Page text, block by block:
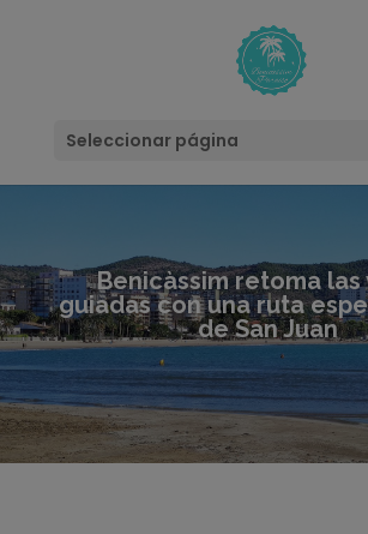
Seleccionar página
Benicàssim retoma las
guiadas con una ruta
de San Juan